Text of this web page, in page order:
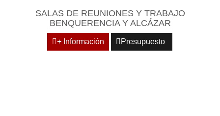
SALAS DE REUNIONES Y TRABAJO
BENQUERENCIA Y ALCÁZAR
+ Información Presupuesto